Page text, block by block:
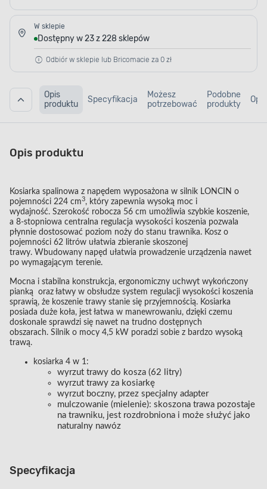
W sklepie
Dostępny w 23 z 228 sklepów
Odbiór w sklepie lub Bricomacie za 0 zł
Opis
produktu
Specyfikacja
Możesz
potrzebować
Podobne
produkty
Opis produktu
Kosiarka spalinowa z napędem wyposażona w silnik LONCIN o
pojemności 224 cm3, który zapewnia wysoką moc i
wydajność. Szerokość robocza 56 cm umożliwia szybkie koszenie,
a 8-stopniowa centralna regulacja wysokości koszenia pozwala
płynnie dostosować poziom noży do stanu trawnika. Kosz o
pojemności 62 litrów ułatwia zbieranie skoszonej
trawy. Wbudowany napęd ułatwia prowadzenie urządzenia nawet
po wymagającym terenie.
Mocna i stabilna konstrukcja, ergonomiczny uchwyt wykończony
pianką oraz łatwy w obsłudze system regulacji wysokości koszenia
sprawią, że koszenie trawy stanie się przyjemnością. Kosiarka
posiada duże koła, jest łatwa w manewrowaniu, dzięki czemu
doskonale sprawdzi się nawet na trudno dostępnych
obszarach. Silnik o mocy 4,5 kW poradzi sobie z bardzo wysoką
trawą.
kosiarka 4 w 1:
wyrzut trawy do kosza (62 litry)
wyrzut trawy za kosiarkę
wyrzut boczny, przez specjalny adapter
mulczowanie (mielenie): skoszona trawa pozostaje
na trawniku, jest rozdrobniona i może służyć jako
naturalny nawóz
Specyfikacja